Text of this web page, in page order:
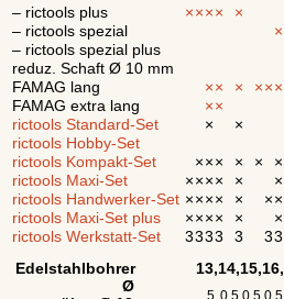
– rictools plus
××××
×
– rictools spezial
×
– rictools spezial plus
reduz. Schaft Ø 10 mm
FAMAG lang
×× × ×××
FAMAG extra lang
××
rictools Standard-Set
× ×
rictools Hobby-Set
rictools Kompakt-Set
××× × × ×
rictools Maxi-Set
×××× × ×
rictools Handwerker-Set ×××× × ××
rictools Maxi-Set plus
×××× × ×
rictools Werkstatt-Set
3333 3 33
Edelstahlbohrer
Ø
13,14,15,16,
5 0 5 0 5 0 5